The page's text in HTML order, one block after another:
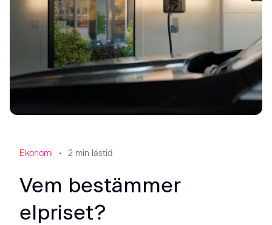
Ekonomi 2 min lästid
Vem bestämmer
elpriset?